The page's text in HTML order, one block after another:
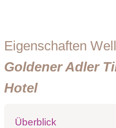
Eigenschaften
Goldener Adler
Hotel
Überblick